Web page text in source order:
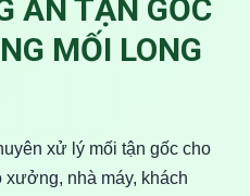
AN TẬN GỐC
MỐI LONG
xử lý mối tận gốc cho
xưởng, nhà máy, khách